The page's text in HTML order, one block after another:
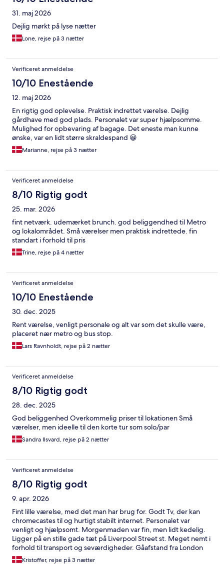
31. maj 2026
Dejlig mørkt på lyse nætter
Lone, rejse på 3 nætter
Verificeret anmeldelse
10/10 Enestående
12. maj 2026
En rigtig god oplevelse. Praktisk indrettet værelse. Dejlig
gårdhave med god plads. Personalet var super hjælpsomme.
Mulighed for opbevaring af bagage. Det eneste man kunne
ønske, var en lidt større skraldespand 😀
Marianne, rejse på 3 nætter
Verificeret anmeldelse
8/10 Rigtig godt
25. mar. 2026
fint netværk. udemærket brunch. god beliggendhed til Metro
og lokalområdet. Små værelser men praktisk indrettede. fin
standart i forhold til pris
Trine, rejse på 4 nætter
Verificeret anmeldelse
10/10 Enestående
30. dec. 2025
Rent værelse, venligt personale og alt var som det skulle være,
placeret nær metro og bus stop.
Lars Ravnholdt, rejse på 2 nætter
Verificeret anmeldelse
8/10 Rigtig godt
28. dec. 2025
God beliggenhed Overkommelig priser til lokationen Små
værelser, men ideelle til den korte tur som solo/par
Sandra Ilsvard, rejse på 2 nætter
Verificeret anmeldelse
8/10 Rigtig godt
9. apr. 2026
Fint lille værelse, med det man har brug for. Godt Tv, der kan
chromecastes til og hurtigt stabilt internet. Personalet var
venligt og hjælpsomt. Morgenmaden var fin, men lidt kedelig.
Ligger på en stille gade tæt på Liverpool Street st. Meget nemt i
forhold til transport og seværdigheder. Gåafstand fra London
Bridge St. hvis du kommer med tog fra Stansted.
Kristoffer, rejse på 3 nætter